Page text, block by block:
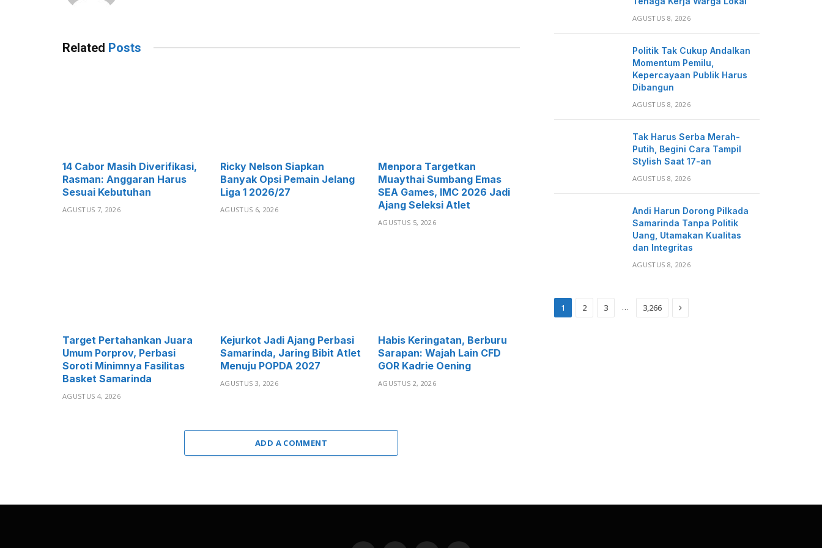
Related Posts
14 Cabor Masih Diverifikasi,
Rasman: Anggaran Harus
Sesuai Kebutuhan
AGUSTUS 7, 2026
Ricky Nelson Siapkan
Banyak Opsi Pemain Jelang
Liga 1 2026/27
AGUSTUS 6, 2026
Menpora Targetkan
Muaythai Sumbang Emas
SEA Games, IMC 2026 Jadi
Ajang Seleksi Atlet
AGUSTUS 5, 2026
Target Pertahankan Juara
Umum Porprov, Perbasi
Soroti Minimnya Fasilitas
Basket Samarinda
AGUSTUS 4, 2026
Kejurkot Jadi Ajang Perbasi
Samarinda, Jaring Bibit Atlet
Menuju POPDA 2027
AGUSTUS 3, 2026
Habis Keringatan, Berburu
Sarapan: Wajah Lain CFD
GOR Kadrie Oening
AGUSTUS 2, 2026
ADD A COMMENT
AGUSTUS 8, 2026
Politik Tak Cukup Andalkan
Momentum Pemilu,
Kepercayaan Publik Harus
Dibangun
AGUSTUS 8, 2026
Tak Harus Serba Merah-
Putih, Begini Cara Tampil
Stylish Saat 17-an
AGUSTUS 8, 2026
Andi Harun Dorong Pilkada
Samarinda Tanpa Politik
Uang, Utamakan Kualitas
dan Integritas
AGUSTUS 8, 2026
1 2 3 … 3,266 Next